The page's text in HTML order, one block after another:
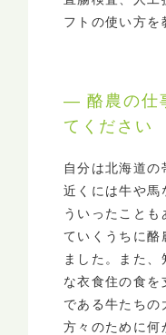
フトの使い方を
― 酪農の仕
てください
自分は北海道の
近くには牛や馬
ういったことも
ていくうちに酪
ました。また
な衣食住の食を
である牛たちの
方々のために何